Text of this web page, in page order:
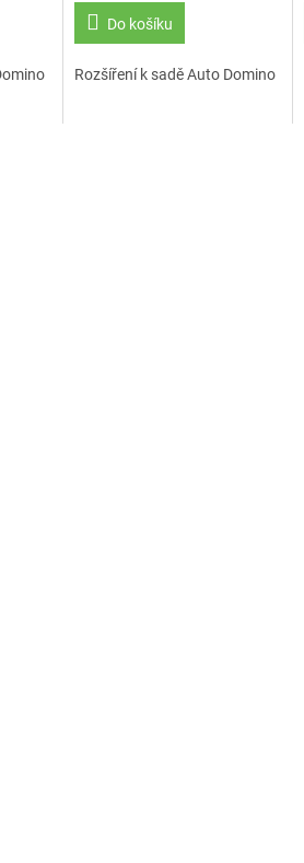
Do košíku
Rozšíření k sadě Auto Domino